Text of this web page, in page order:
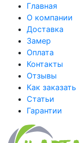
Главная
О компании
Доставка
Замер
Оплата
Контакты
Отзывы
Как заказать
Статьи
Гарантии